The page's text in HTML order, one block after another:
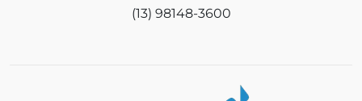
(13) 98148-3600